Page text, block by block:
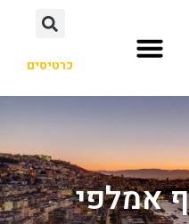
כרטיסים
אמלפי